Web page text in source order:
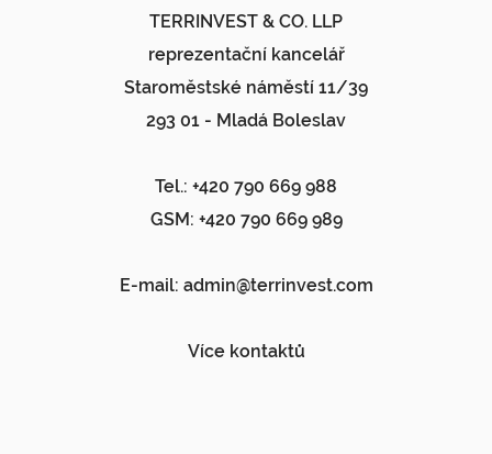
TERRINVEST & CO. LLP
reprezentační kancelář
Staroměstské náměstí 11/39
293 01 - Mladá Boleslav
Tel.: +420 790 669 988
GSM: +420 790 669 989
E-mail: admin@terrinvest.com
Více kontaktů